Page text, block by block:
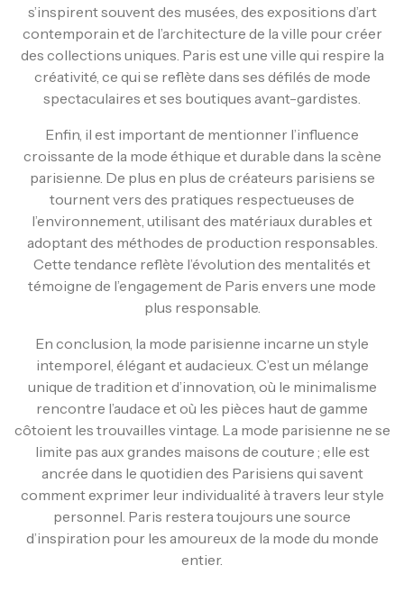
s’inspirent souvent des musées, des expositions d’art
contemporain et de l’architecture de la ville pour créer
des collections uniques. Paris est une ville qui respire la
créativité, ce qui se reflète dans ses défilés de mode
spectaculaires et ses boutiques avant-gardistes.
Enfin, il est important de mentionner l’influence
croissante de la mode éthique et durable dans la scène
parisienne. De plus en plus de créateurs parisiens se
tournent vers des pratiques respectueuses de
l’environnement, utilisant des matériaux durables et
adoptant des méthodes de production responsables.
Cette tendance reflète l’évolution des mentalités et
témoigne de l’engagement de Paris envers une mode
plus responsable.
En conclusion, la mode parisienne incarne un style
intemporel, élégant et audacieux. C’est un mélange
unique de tradition et d’innovation, où le minimalisme
rencontre l’audace et où les pièces haut de gamme
côtoient les trouvailles vintage. La mode parisienne ne se
limite pas aux grandes maisons de couture ; elle est
ancrée dans le quotidien des Parisiens qui savent
comment exprimer leur individualité à travers leur style
personnel. Paris restera toujours une source
d’inspiration pour les amoureux de la mode du monde
entier.